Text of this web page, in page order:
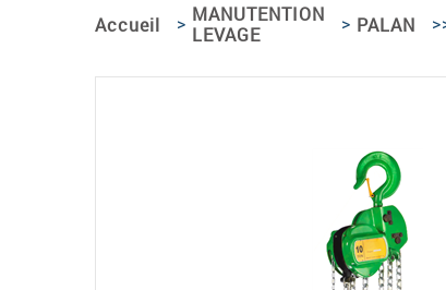
Accueil > MANUTENTION
LEVAGE
> PALAN